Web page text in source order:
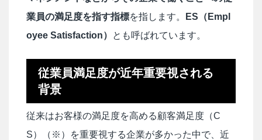
業員の満足度を指す指標を指します。
ES（Empl
oyee Satisfaction）
とも呼ばれています。
従業員満足度が近年重要視される
背景
従来はお客様の満足度を高める顧客満足度（C
S）（※）を重要視する企業が多かった中で、近